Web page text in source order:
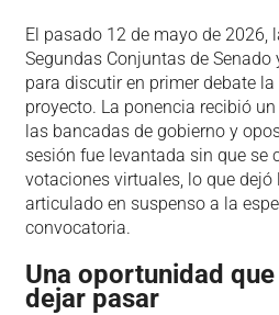
El pasado 12 de mayo de 2026,
Segundas Conjuntas de
para discutir en primer debate
proyecto. La ponencia recibió
las bancadas de gobierno y
sesión fue levantada sin que se
votaciones virtuales, lo que
articulado en suspenso a la
convocatoria.
Una oportunidad
dejar pasar